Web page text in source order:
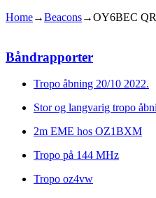
Home→Beacons→OY6BEC
Båndrapporter
Tropo åbning 20/10 2022.
Stor og langvarig tropo
2m EME hos OZ1BXM
Tropo på 144 MHz
Tropo oz4vw